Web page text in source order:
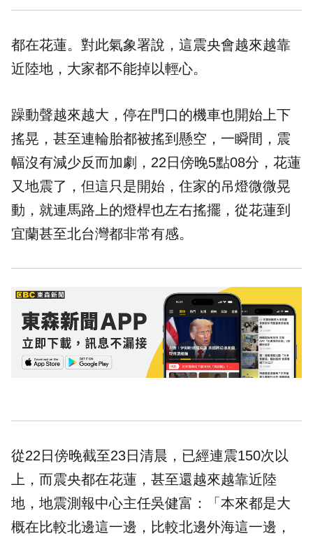
都在花蓮。對此氣象署說，這震央會越來越靠
近陸地，大家都不能掉以輕心。
躁動聲越來越大，停在門口的機車也開始上下
搖晃，甚至連輪胎都被搖到懸空，一瞬間，震
幅沒有減少反而加劇，22日傍晚5點08分，花蓮
又地震了，但這只是開始，住家的吊燈微微晃
動，就連馬路上的燈桿也左右搖擺，從花蓮到
宜蘭甚至北台灣都非常有感。
從22日傍晚截至23日清晨，已經連震150次以
上，而震央都在花蓮，甚至還越來越靠近陸
地，地震測報中心主任吳健富：「本來都是大
概在比較北邊這一邊，比較北邊外海這一邊，